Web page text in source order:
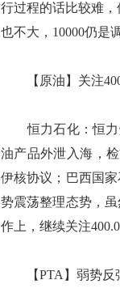
行过程的话比较难
也不大，10000仍是
【原油】关注
恒力石化：恒力
油产品外泄入海，
伊核协议；巴西国
势震荡整理态势，
作上，继续关注
【PTA】弱势反